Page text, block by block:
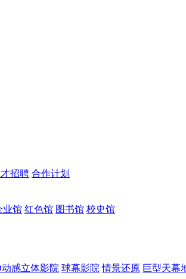
才招聘 合作计划
业馆 红色馆 图书馆 校史馆
动感立体影院 球幕影院 情景还原 巨型天幕